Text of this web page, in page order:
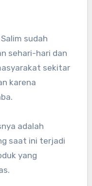
sudah
sehari-hari dan
sekitar
karena
adalah
saat ini terjadi
yang